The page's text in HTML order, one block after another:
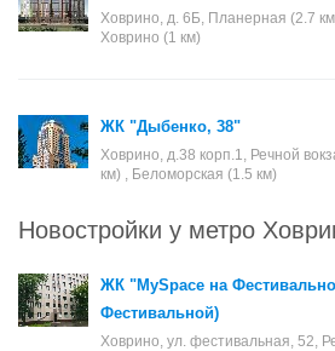
Ховрино, д. 6Б, Планерная (2.7
Ховрино (1 км)
ЖК "Дыбенко, 38"
Ховрино, д.38 корп.1, Речной
км) , Беломорская (1.5 км)
Новостройки у метро
ЖК "MySpace на
Фестивальной)
Ховрино, ул. фестивальная, 52,